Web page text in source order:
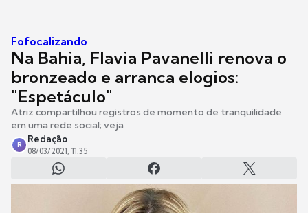
Fofocalizando
Na Bahia, Flavia Pavanelli renova o
bronzeado e arranca elogios:
"Espetáculo"
Atriz compartilhou registros de momento de tranquilidade
em uma rede social; veja
R
Redação
08/03/2021, 11:35